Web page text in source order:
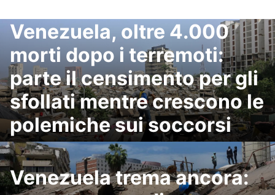
Venezuela, oltre 4.000
morti dopo i terremoti:
parte il censimento per gli
sfollati mentre crescono le
polemiche sui soccorsi
Venezuela trema ancora: